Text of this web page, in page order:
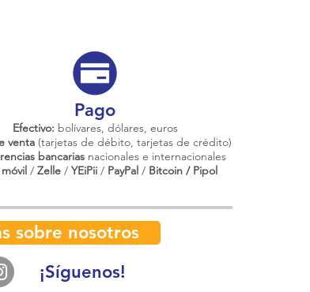
Pago
Efectivo: bolívares, dólares, euros
venta (tarjetas de débito, tarjetas de crédito)
bancariasnacionales e internacionales
/ Zelle/ YEiPii/ PayPal / Bitcoin / Pipol
sobre nosotros
¡Síguenos!